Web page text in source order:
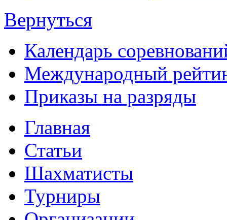
Вернуться
Календарь
Международный
Приказы на разряды
Главная
Статьи
Шахматисты
Турниры